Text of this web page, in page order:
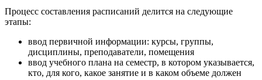
Процесс составления расписаний делится на следующие
этапы:
ввод первичной информации: курсы, группы,
дисциплины, преподаватели, помещения
ввод учебного плана на семестр, в котором указывается,
кто, для кого, какое занятие и в каком объеме должен